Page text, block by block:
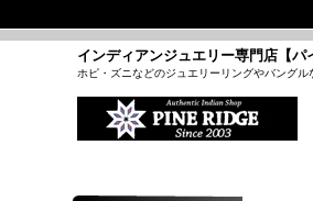
インディアンジュエリー専門店【パ
ホピ・ズニなどのジュエリーリングやバングル